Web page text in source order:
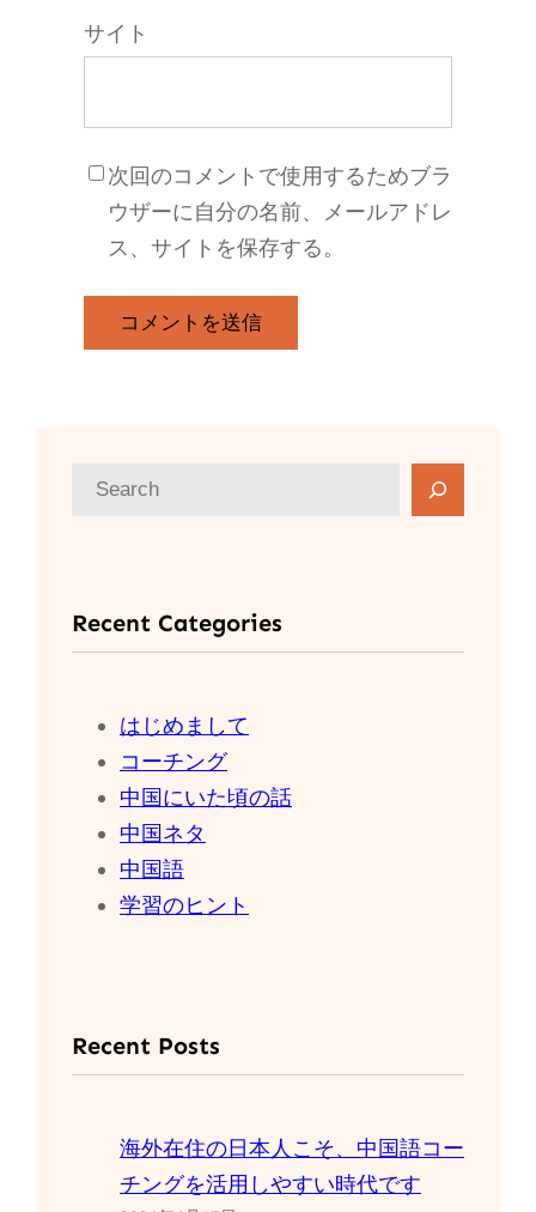
サイト
次回のコメントで使用するためブラ
ウザーに自分の名前、メールアドレ
ス、サイトを保存する。
Recent Categories
はじめまして
コーチング
中国にいた頃の話
中国ネタ
中国語
学習のヒント
Recent Posts
海外在住の日本人こそ、中国語コー
チングを活用しやすい時代です